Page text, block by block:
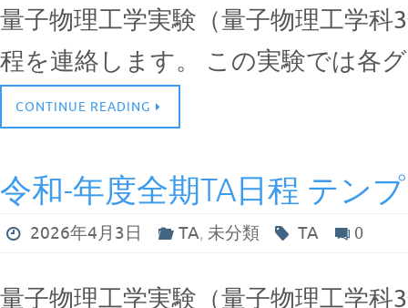
量子物理工学実験（量子物理工学科
程を連絡します。 この実験では各
CONTINUE READING
令和-年度全期TA日程 テン
2026年4月3日 TA, 未分類 TA 0
量子物理工学実験（量子物理工学科